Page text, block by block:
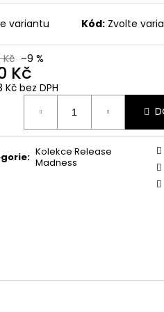
variantu Kód: Zvolte
Kč –9 %
Kč
Kč bez DPH
: Kolekce Release
Madness